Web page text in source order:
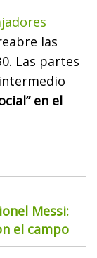
las
Las partes
en el
Messi:
el campo